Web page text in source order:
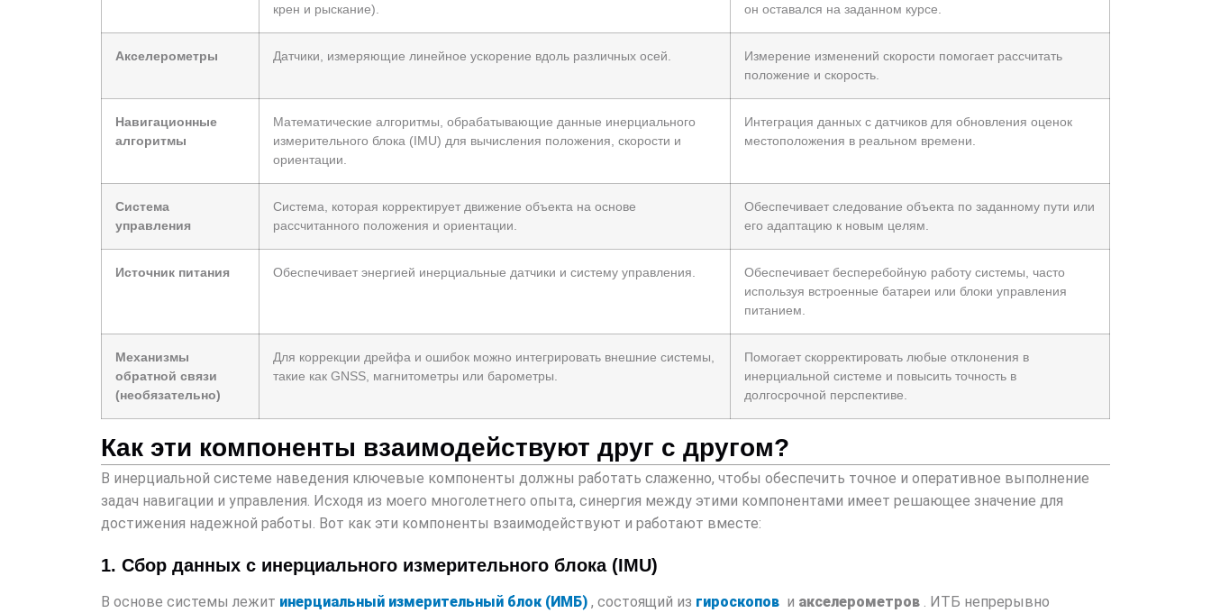
крен и рыскание).
он оставался на заданном курсе.
Акселерометры Датчики, измеряющие линейное ускорение вдоль различных осей.
Измерение изменений скорости помогает рассчитать
положение и скорость.
Навигационные
алгоритмы
Математические алгоритмы, обрабатывающие данные инерциального
измерительного блока (IMU) для вычисления положения, скорости и
ориентации.
Интеграция данных с датчиков для обновления оценок
местоположения в реальном времени.
Система
управления
Система, которая корректирует движение объекта на основе
рассчитанного положения и ориентации.
Обеспечивает следование объекта по заданному пути или
его адаптацию к новым целям.
Источник питания Обеспечивает энергией инерциальные датчики и систему управления.
Обеспечивает бесперебойную работу системы, часто
используя встроенные батареи или блоки управления
питанием.
Механизмы
обратной связи
(необязательно)
Для коррекции дрейфа и ошибок можно интегрировать внешние системы,
такие как GNSS, магнитометры или барометры.
Помогает скорректировать любые отклонения в
инерциальной системе и повысить точность в
долгосрочной перспективе.
Как эти компоненты взаимодействуют друг с другом?
В инерциальной системе наведения ключевые компоненты должны работать слаженно, чтобы обеспечить точное и оперативное выполнение
задач навигации и управления. Исходя из моего многолетнего опыта, синергия между этими компонентами имеет решающее значение для
достижения надежной работы. Вот как эти компоненты взаимодействуют и работают вместе:
1. Сбор данных с инерциального измерительного блока (IMU)
В основе системы лежит инерциальный измерительный блок (ИМБ) , состоящий из гироскопов и акселерометров . ИТБ непрерывно